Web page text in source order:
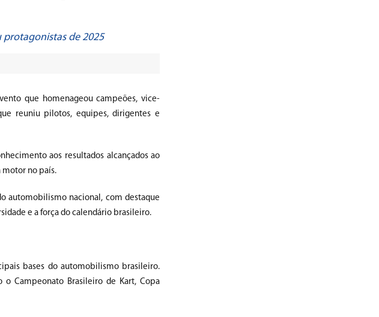
protagonistas de 2025
que homenageou campeões, vice-
reuniu pilotos, equipes, dirigentes e
aos resultados alcançados ao
motor no país.
automobilismo nacional, com destaque
e a força do calendário brasileiro.
bases do automobilismo brasileiro.
Campeonato Brasileiro de Kart, Copa